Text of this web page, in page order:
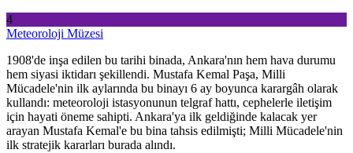
4
Meteoroloji Müzesi
1908'de inşa edilen bu tarihi binada, Ankara'nın hem hava durumu
hem siyasi iktidarı şekillendi. Mustafa Kemal Paşa, Milli
Mücadele'nin ilk aylarında bu binayı 6 ay boyunca karargâh olarak
kullandı: meteoroloji istasyonunun telgraf hattı, cephelerle iletişim
için hayati öneme sahipti. Ankara'ya ilk geldiğinde kalacak yer
arayan Mustafa Kemal'e bu bina tahsis edilmişti; Milli Mücadele'nin
ilk stratejik kararları burada alındı.